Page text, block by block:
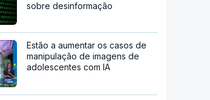
sobre desinformação
Estão a aumentar os casos de
manipulação de imagens de
adolescentes com IA